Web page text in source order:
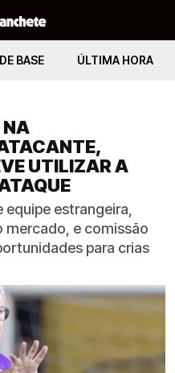
BASE ÚLTIMA HORA
NA
UTILIZAR A
estrangeira,
mercado, e comissão
para crias